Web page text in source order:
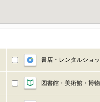
書店・レンタルショ
図書館・美術館・博